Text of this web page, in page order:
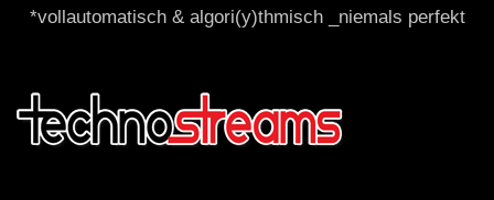
*vollautomatisch & algori(y)thmisch _niemals perfekt